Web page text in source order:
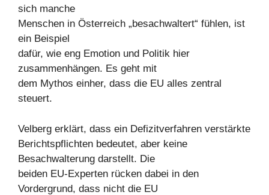
sich manche
Menschen in Österreich „besachwaltert“ fühlen, ist
ein Beispiel
dafür, wie eng Emotion und Politik hier
zusammenhängen. Es geht mit
dem Mythos einher, dass die EU alles zentral
steuert.
Velberg erklärt, dass ein Defizitverfahren verstärkte
Berichtspflichten bedeutet, aber keine
Besachwalterung darstellt. Die
beiden EU-Experten rücken dabei in den
Vordergrund, dass nicht die EU